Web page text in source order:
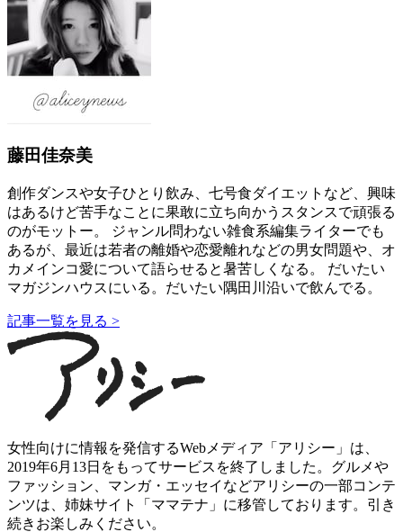
藤田佳奈美
創作ダンスや女子ひとり飲み、七号食ダイエットなど、興味
はあるけど苦手なことに果敢に立ち向かうスタンスで頑張る
のがモットー。 ジャンル問わない雑食系編集ライターでも
あるが、最近は若者の離婚や恋愛離れなどの男女問題や、オ
カメインコ愛について語らせると暑苦しくなる。 だいたい
マガジンハウスにいる。だいたい隅田川沿いで飲んでる。
記事一覧を見る >
女性向けに情報を発信するWebメディア「アリシー」は、
2019年6月13日をもってサービスを終了しました。グルメや
ファッション、マンガ・エッセイなどアリシーの一部コンテ
ンツは、姉妹サイト「ママテナ」に移管しております。引き
続きお楽しみください。